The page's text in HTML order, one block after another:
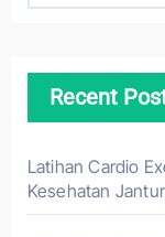
Recent
Latihan Cardio
Kesehatan